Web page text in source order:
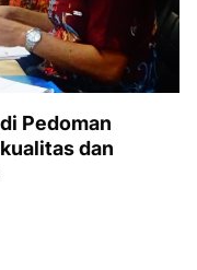
Pedoman
dan